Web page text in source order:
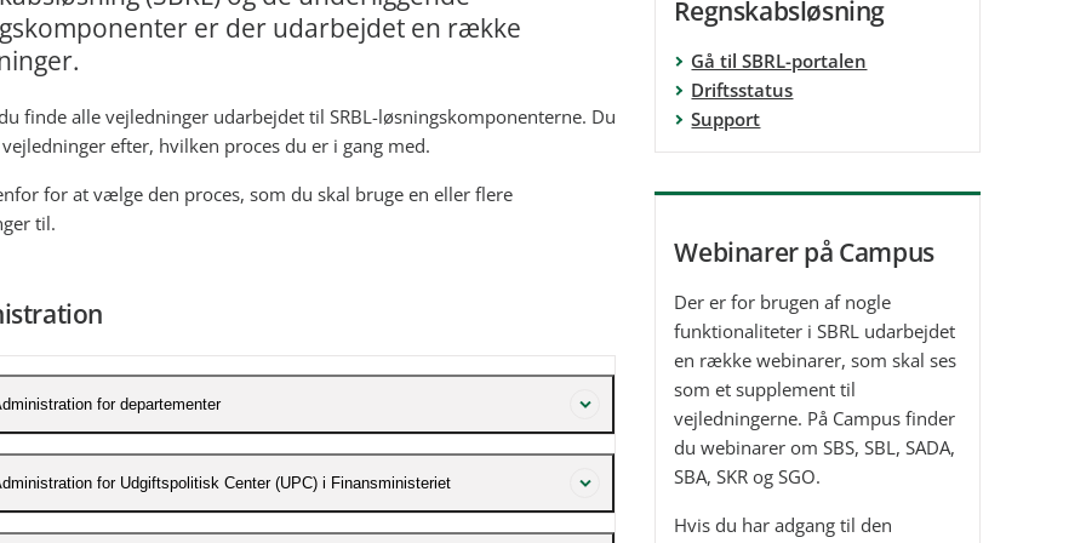
er der udarbejdet en række
finde alle vejledninger udarbejdet til SRBL-løsningskomponenterne. Du
efter, hvilken proces du er i gang med.
for at vælge den proces, som du skal bruge en eller flere
til.
for departementer
vejledninger for Statens Administrative Stamdata (SADA).
for Udgiftspolitisk Center (UPC) i Finansministeriet
Regnskabsløsning
Gå til SBRL-portalen
Driftsstatus
Support
Webinarer på Campus
Der er for brugen af nogle
funktionaliteter i SBRL udarbejdet
en række webinarer, som skal ses
som et supplement til
vejledningerne. På Campus finder
du webinarer om SBS, SBL, SADA,
SBA, SKR og SGO.
Hvis du har adgang til den